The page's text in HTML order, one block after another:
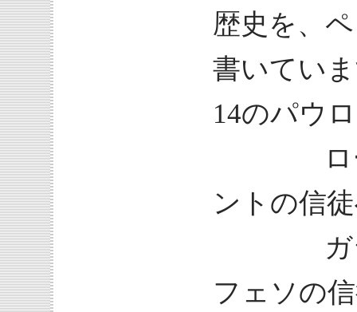
歴史を、
書いてい
14のパウ
ローマ
ントの信
ガラテ
フェソの